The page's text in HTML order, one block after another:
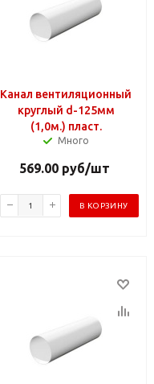
Канал вентиляционный
круглый d-125мм
(1,0м.) пласт.
Много
569.00руб/шт
В КОРЗИНУ